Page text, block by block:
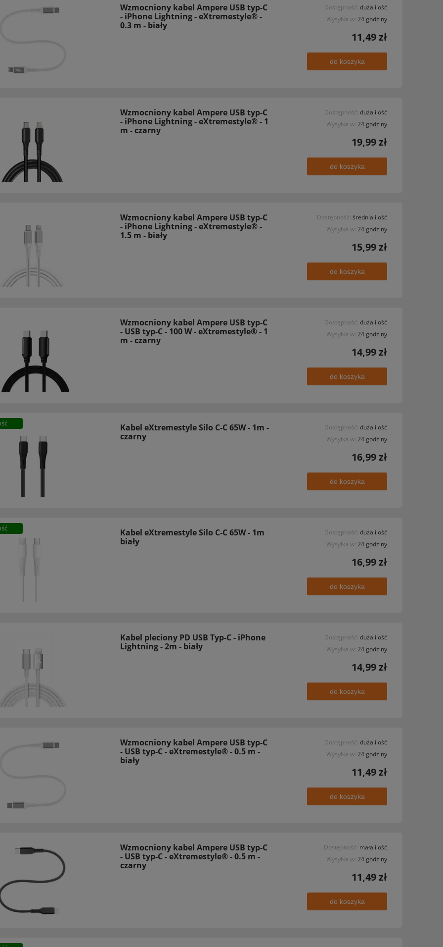
Wzmocniony kabel Ampere USB typ-C
- iPhone Lightning - eXtremestyle® -
0.3 m - biały
Dostępność: duża ilość
Wysyłka w: 24 godziny
11,49 zł
do koszyka
Wzmocniony kabel Ampere USB typ-C
- iPhone Lightning - eXtremestyle® - 1
m - czarny
Dostępność: duża ilość
Wysyłka w: 24 godziny
19,99 zł
do koszyka
Wzmocniony kabel Ampere USB typ-C
- iPhone Lightning - eXtremestyle® -
1.5 m - biały
Dostępność: średnia ilość
Wysyłka w: 24 godziny
15,99 zł
do koszyka
Wzmocniony kabel Ampere USB typ-C
- USB typ-C - 100 W - eXtremestyle® - 1
m - czarny
Dostępność: duża ilość
Wysyłka w: 24 godziny
14,99 zł
do koszyka
Kabel eXtremestyle Silo C-C 65W - 1m -
czarny
Dostępność: duża ilość
Wysyłka w: 24 godziny
16,99 zł
do koszyka
Kabel eXtremestyle Silo C-C 65W - 1m
biały
Dostępność: duża ilość
Wysyłka w: 24 godziny
16,99 zł
do koszyka
Kabel pleciony PD USB Typ-C - iPhone
Lightning - 2m - biały
Dostępność: duża ilość
Wysyłka w: 24 godziny
14,99 zł
do koszyka
Wzmocniony kabel Ampere USB typ-C
- USB typ-C - eXtremestyle® - 0.5 m -
biały
Dostępność: duża ilość
Wysyłka w: 24 godziny
11,49 zł
do koszyka
Wzmocniony kabel Ampere USB typ-C
- USB typ-C - eXtremestyle® - 0.5 m -
czarny
Dostępność: mała ilość
Wysyłka w: 24 godziny
11,49 zł
do koszyka